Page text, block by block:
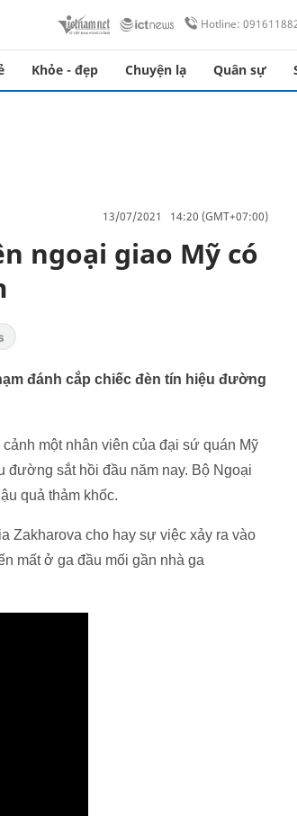
Hotline:
Khỏe - đẹp Chuyện lạ Quân sự
13/07/2021 14:20 (GMT+07:00)
ngoại giao Mỹ có
đánh cắp chiếc đèn tín hiệu đường
một nhân viên của đại sứ quán Mỹ
đường sắt hồi đầu năm nay. Bộ Ngoại
quả thảm khốc.
Zakharova cho hay sự việc xảy ra vào
mất ở ga đầu mối gần nhà ga